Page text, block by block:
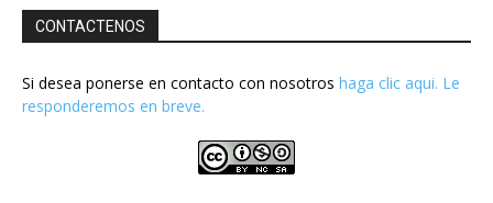
CONTACTENOS
Si desea ponerse en contacto con nosotros haga clic aqui. Le
responderemos en breve.